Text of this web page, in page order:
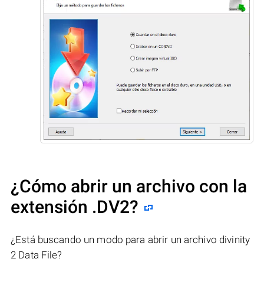
¿Cómo abrir un archivo con la
extensión .DV2?
¿Está buscando un modo para abrir un archivo divinity
2 Data File?